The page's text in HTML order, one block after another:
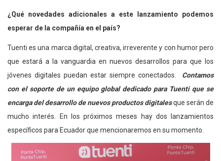
¿Qué novedades adicionales a este lanzamiento podemos
esperar de la compañía en el país?
Tuenti es una marca digital, creativa, irreverente y con humor pero
que estará a la vanguardia en nuevos desarrollos para que los
jóvenes digitales puedan estar siempre conectados. Contamos
con el soporte de un equipo global dedicado para Tuenti que se
encarga del desarrollo de nuevos productos digitalesque serán de
mucho interés. En los próximos meses hay dos lanzamientos
específicos para Ecuador que mencionaremos en su momento.